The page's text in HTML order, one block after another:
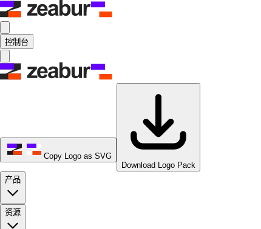
控制台
Copy Logo as SVG
Download Logo Pack
产品
资源